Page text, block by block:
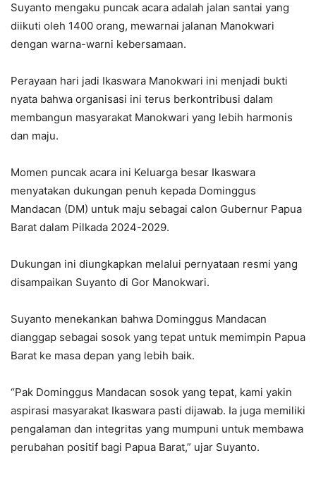
Suyanto mengaku puncak acara adalah jalan santai yang
diikuti oleh 1400 orang, mewarnai jalanan Manokwari
dengan warna-warni kebersamaan.
Perayaan hari jadi Ikaswara Manokwari ini menjadi bukti
nyata bahwa organisasi ini terus berkontribusi dalam
membangun masyarakat Manokwari yang lebih harmonis
dan maju.
Momen puncak acara ini Keluarga besar Ikaswara
menyatakan dukungan penuh kepada Dominggus
Mandacan (DM) untuk maju sebagai calon Gubernur Papua
Barat dalam Pilkada 2024-2029.
Dukungan ini diungkapkan melalui pernyataan resmi yang
disampaikan Suyanto di Gor Manokwari.
Suyanto menekankan bahwa Dominggus Mandacan
dianggap sebagai sosok yang tepat untuk memimpin Papua
Barat ke masa depan yang lebih baik.
“Pak Dominggus Mandacan sosok yang tepat, kami yakin
aspirasi masyarakat Ikaswara pasti dijawab. Ia juga memiliki
pengalaman dan integritas yang mumpuni untuk membawa
perubahan positif bagi Papua Barat,” ujar Suyanto.